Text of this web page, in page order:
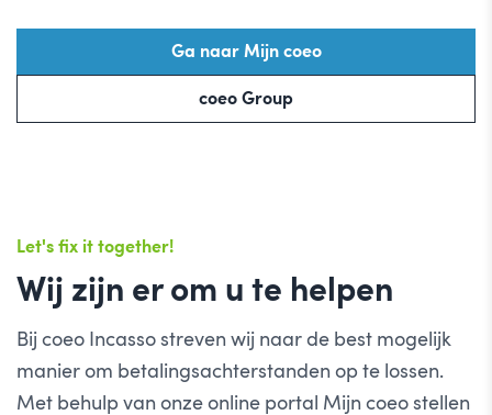
Ga naar Mijn coeo
coeo Group
Let's fix it together!
Wij zijn er om u te helpen
Bij coeo Incasso streven wij naar de best mogelijk
manier om betalingsachterstanden op te lossen.
Met behulp van onze online portal Mijn coeo stellen